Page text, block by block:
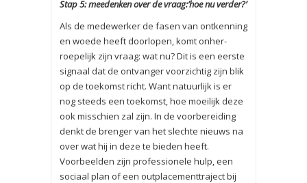
Stap 5: meedenken over de vraag:’hoe nu verder?’
Als de medewerker de fasen van ontkenning
en woede heeft doorlopen, komt onher­
roepelijk zijn vraag: wat nu? Dit is een eerste
signaal dat de ontvanger voorzichtig zijn blik
op de toekomst richt. Want natuurlijk is er
nog steeds een toekomst, hoe moeilijk deze
ook misschien zal zijn. In de voorbereiding
denkt de brenger van het slechte nieuws na
over wat hij in deze te bieden heeft.
Voorbeelden zijn professionele hulp, een
sociaal plan of een outplacementtraject bij